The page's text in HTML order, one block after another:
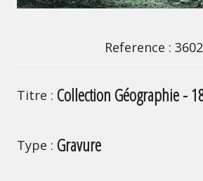
Reference
Titre Collection Géographie -
Type Gravure